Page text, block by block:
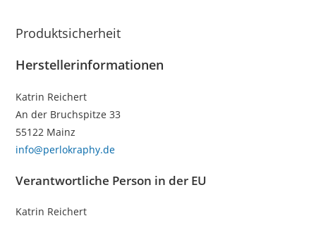
Produktsicherheit
Herstellerinformationen
Katrin Reichert
An der Bruchspitze 33
55122 Mainz
info@perlokraphy.de
Verantwortliche Person in der EU
Katrin Reichert